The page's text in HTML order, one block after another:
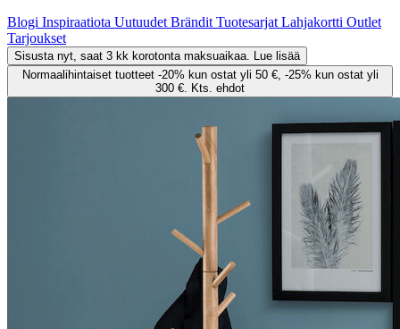
Blogi Inspiraatiota Uutuudet Brändit Tuotesarjat Lahjakortti Outlet
Tarjoukset
Sisusta nyt, saat 3 kk korotonta maksuaikaa. Lue lisää
Normaalihintaiset tuotteet -20% kun ostat yli 50 €, -25% kun ostat yli
300 €. Kts. ehdot